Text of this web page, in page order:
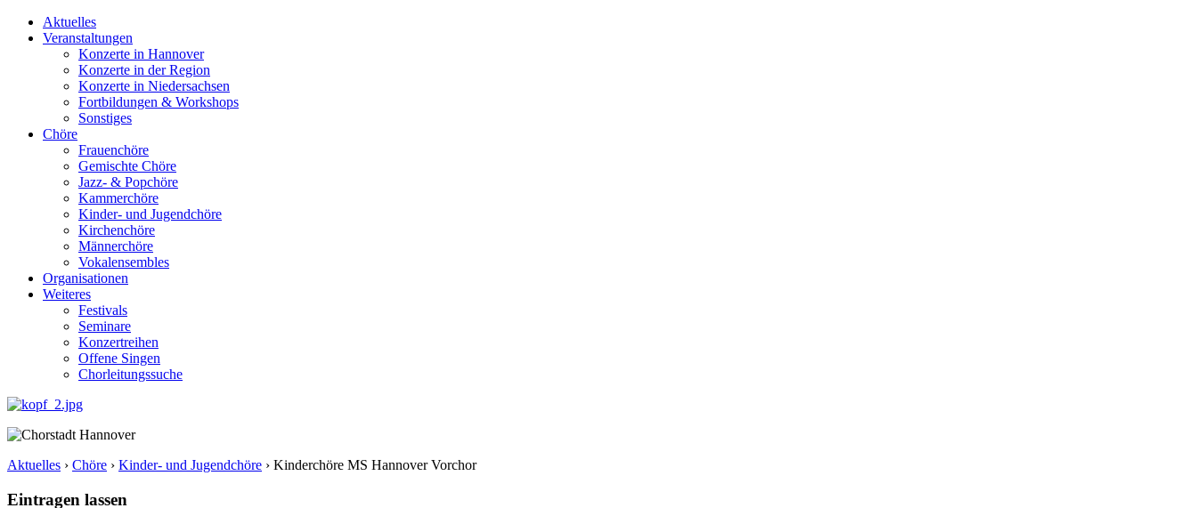
Aktuelles
Veranstaltungen
Konzerte in Hannover
Konzerte in der Region
Konzerte in Niedersachsen
Fortbildungen & Workshops
Sonstiges
Chöre
Frauenchöre
Gemischte Chöre
Jazz- & Popchöre
Kammerchöre
Kinder- und Jugendchöre
Kirchenchöre
Männerchöre
Vokalensembles
Organisationen
Weiteres
Festivals
Seminare
Konzertreihen
Offene Singen
Chorleitungssuche
Aktuelles › Chöre › Kinder- und Jugendchöre › Kinderchöre MS Hannover Vorchor
Eintragen lassen